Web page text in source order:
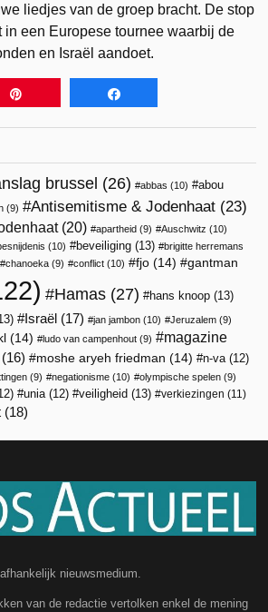
liedjes van de groep bracht. De stop
in een Europese tournee waarbij de
en Israël aandoet.
brussel (26) abbas (10)
abou
(9) Antisemitisme & Jodenhaat (23)
(20) apartheid (9) Auschwitz (10)
(10) beveiliging (13)
brigitte herremans
chanoeka (9) conflict (10) fjo (14) gantman
Hamas (27) hans knoop (13)
Israël (17) jan jambon (10) Jeruzalem (9)
(14) ludo van campenhout (9)
magazine
(16) moshe aryeh friedman (14) n-va (12)
(9) negationisme (10) olympische spelen (9)
unia (12) veiligheid (13) verkiezingen (11)
(18)
nieuwsmedium.
van de redactie vertolken enkel de mening